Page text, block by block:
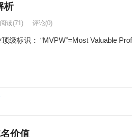
析
阅读(71) 评论(0)
级标识： “MVPW”=Most Valuable
价值